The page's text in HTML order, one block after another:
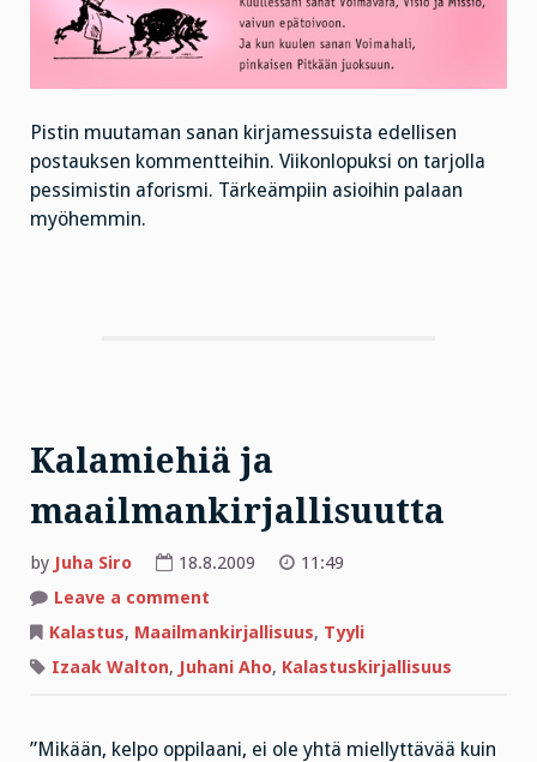
Pistin muutaman sanan kirjamessuista edellisen
postauksen kommentteihin. Viikonlopuksi on tarjolla
pessimistin aforismi. Tärkeämpiin asioihin palaan
myöhemmin.
Kalamiehiä ja
maailmankirjallisuutta
by Juha Siro 18.8.2009
11:49
Leave a comment
ja
maailmankirjallisuutta
Kalastus, Maailmankirjallisuus, Tyyli
Izaak Walton, Juhani Aho, Kalastuskirjallisuus
”Mikään, kelpo oppilaani, ei ole yhtä miellyttävää kuin